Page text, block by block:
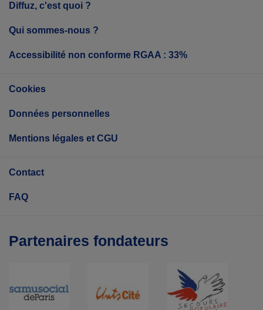
Diffuz, c'est quoi ?
Qui sommes-nous ?
Accessibilité non conforme RGAA : 33%
Cookies
Données personnelles
Mentions légales et CGU
Contact
FAQ
Partenaires fondateurs